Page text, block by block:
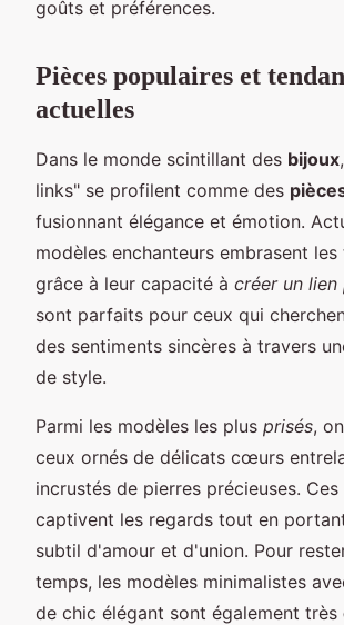
goûts et préférences.
Pièces populaires et
actuelles
Dans le monde scintillant des bijoux
links" se profilent comme des
fusionnant élégance et émotion.
modèles enchanteurs embrasent les
grâce à leur capacité à créer un lien
sont parfaits pour ceux qui
des sentiments sincères à travers
de style.
Parmi les modèles les plus prisés,
ceux ornés de délicats cœurs
incrustés de pierres précieuses.
captivent les regards tout en
subtil d'amour et d'union. Pour
temps, les modèles minimalistes
de chic élégant sont également très